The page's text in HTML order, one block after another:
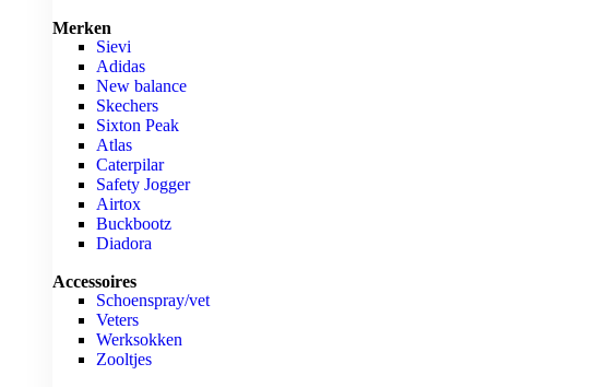
Merken
Sievi
Adidas
New balance
Skechers
Sixton Peak
Atlas
Caterpilar
Safety Jogger
Airtox
Buckbootz
Diadora
Accessoires
Schoenspray/vet
Veters
Werksokken
Zooltjes